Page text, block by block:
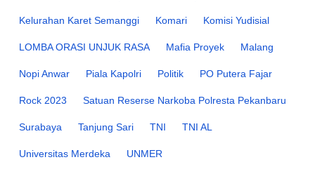
Kelurahan Karet Semanggi Komari Komisi Yudisial
LOMBA ORASI UNJUK RASA Mafia Proyek Malang
Nopi Anwar Piala Kapolri Politik PO Putera Fajar
Rock 2023 Satuan Reserse Narkoba Polresta Pekanbaru
Surabaya Tanjung Sari TNI TNI AL
Universitas Merdeka UNMER